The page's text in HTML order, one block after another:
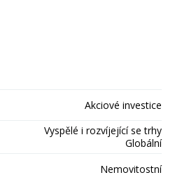
Akciové investice
Vyspělé i rozvíjející se trhy
Globální
Nemovitostní